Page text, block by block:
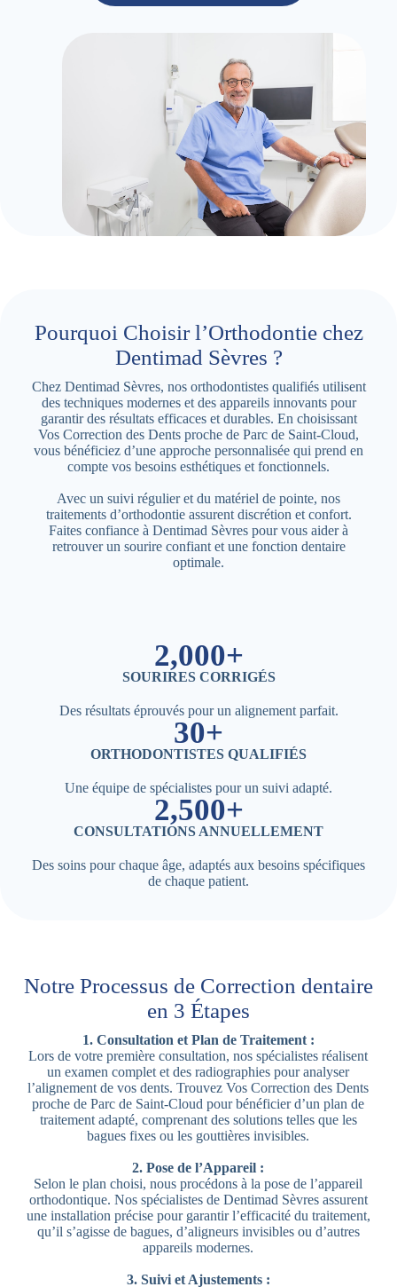
Pourquoi Choisir l’Orthodontie chez
Dentimad Sèvres ?
Chez Dentimad Sèvres, nos orthodontistes qualifiés utilisent
des techniques modernes et des appareils innovants pour
garantir des résultats efficaces et durables. En choisissant
Vos Correction des Dents proche de Parc de Saint-Cloud,
vous bénéficiez d’une approche personnalisée qui prend en
compte vos besoins esthétiques et fonctionnels.
Avec un suivi régulier et du matériel de pointe, nos
traitements d’orthodontie assurent discrétion et confort.
Faites confiance à Dentimad Sèvres pour vous aider à
retrouver un sourire confiant et une fonction dentaire
optimale.
2,000+
SOURIRES CORRIGÉS
Des résultats éprouvés pour un alignement parfait.
30+
ORTHODONTISTES QUALIFIÉS
Une équipe de spécialistes pour un suivi adapté.
2,500+
CONSULTATIONS ANNUELLEMENT
Des soins pour chaque âge, adaptés aux besoins spécifiques
de chaque patient.
Notre Processus de Correction dentaire
en 3 Étapes
1. Consultation et Plan de Traitement :
Lors de votre première consultation, nos spécialistes réalisent
un examen complet et des radiographies pour analyser
l’alignement de vos dents. Trouvez Vos Correction des Dents
proche de Parc de Saint-Cloud pour bénéficier d’un plan de
traitement adapté, comprenant des solutions telles que les
bagues fixes ou les gouttières invisibles.
2. Pose de l’Appareil :
Selon le plan choisi, nous procédons à la pose de l’appareil
orthodontique. Nos spécialistes de Dentimad Sèvres assurent
une installation précise pour garantir l’efficacité du traitement,
qu’il s’agisse de bagues, d’aligneurs invisibles ou d’autres
appareils modernes.
3. Suivi et Ajustements :